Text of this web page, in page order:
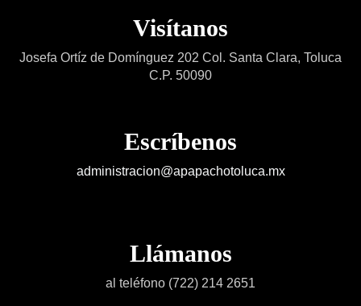
Visítanos
Josefa Ortíz de Domínguez 202 Col. Santa Clara, Toluca
C.P. 50090
Escríbenos
administracion@apapachotoluca.mx
Llámanos
al teléfono (722) 214 2651